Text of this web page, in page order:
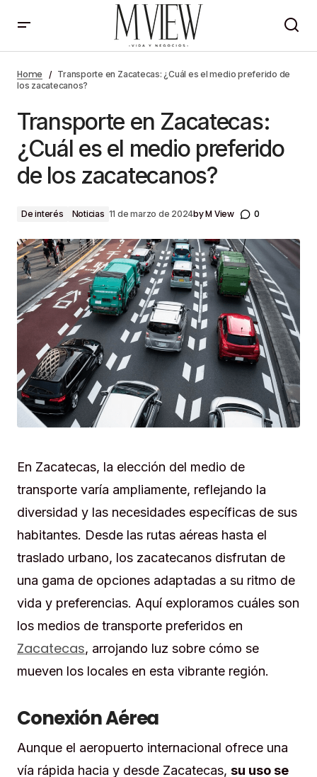
preferido de los zacatecanos?
Home
Transporte en Zacatecas: ¿Cuál es el medio preferido de
los zacatecanos?
Transporte en Zacatecas:
¿Cuál es el medio preferido
de los zacatecanos?
De interés Noticias 11 de marzo de 2024byM View 0
En Zacatecas, la elección del medio de
transporte varía ampliamente, reflejando la
diversidad y las necesidades específicas de sus
habitantes. Desde las rutas aéreas hasta el
traslado urbano, los zacatecanos disfrutan de
una gama de opciones adaptadas a su ritmo de
vida y preferencias. Aquí exploramos cuáles son
los medios de transporte preferidos en
Zacatecas, arrojando luz sobre cómo se
mueven los locales en esta vibrante región.
Conexión Aérea
Aunque el aeropuerto internacional ofrece una
vía rápida hacia y desde Zacatecas, su uso se